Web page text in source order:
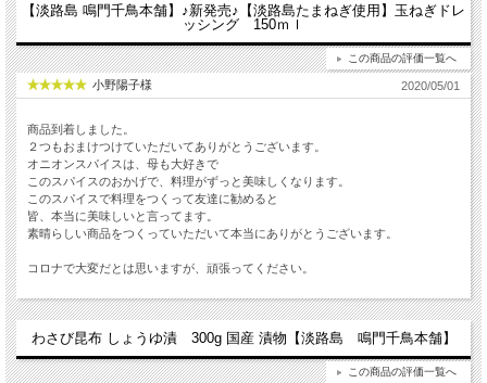
【淡路島 鳴門千鳥本舗】♪新発売♪【淡路島たまねぎ使用】玉ねぎドレ
ッシング 150ｍｌ
この商品の評価一覧へ
小野陽子様 2020/05/01
商品到着しました。
２つもおまけつけていただいてありがとうございます。
オニオンスパイスは、母も大好きで
このスパイスのおかげで、料理がずっと美味しくなります。
このスパイスで料理をつくって友達に勧めると
皆、本当に美味しいと言ってます。
素晴らしい商品をつくっていただいて本当にありがとうございます。
コロナで大変だとは思いますが、頑張ってください。
わさび昆布 しょうゆ漬 300g 国産 漬物【淡路島 鳴門千鳥本舗】
この商品の評価一覧へ